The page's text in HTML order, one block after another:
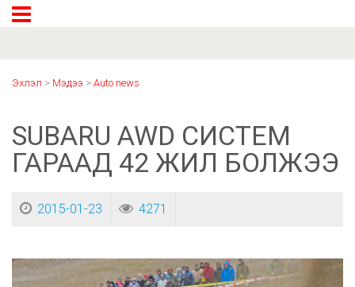
Эхлэл > Мэдээ > Auto news
SUBARU AWD СИСТЕМ
ГАРААД 42 ЖИЛ БОЛЖЭЭ
2015-01-23 4271